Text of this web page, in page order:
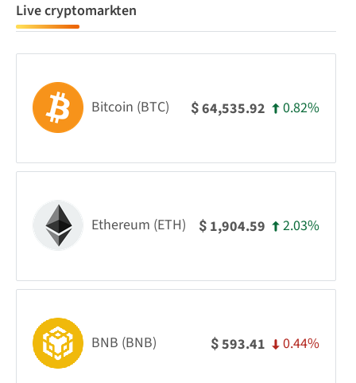
Live cryptomarkten
Bitcoin (BTC) $64,535.92 0.82%
Ethereum (ETH) $ 1,904.59 2.03%
BNB (BNB) $593.41 0.44%